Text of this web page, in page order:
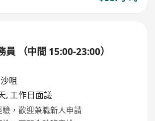
員 （中間 15:00-23:00）
咀
, 工作日面議
，歡迎兼職新人申請